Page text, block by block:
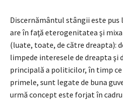
Discernământul stângii este pus
are în faţă eterogenitatea şi
(luate, toate, de către dreapta):
limpede interesele de dreapta şi
principală a politicilor, în timp
primele, sunt legate de buna
urmă concept este forjat în